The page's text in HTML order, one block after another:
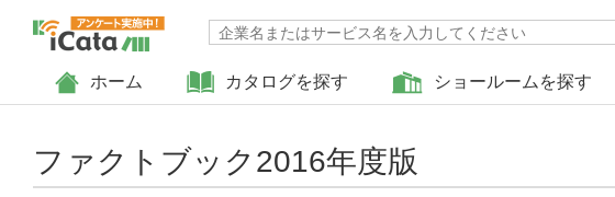
ホーム カタログを探す ショールームを探す
ファクトブック2016年度版